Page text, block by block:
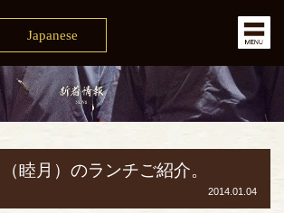
Japanese
睦月）のランチご紹介。
2014.01.04